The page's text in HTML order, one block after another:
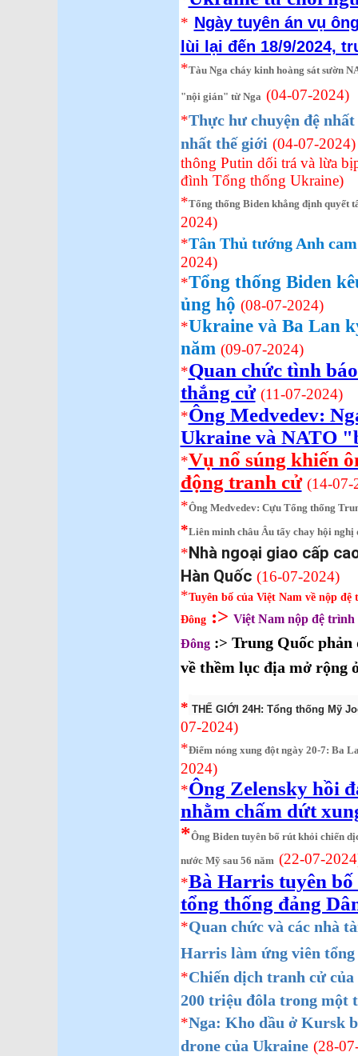
* Ngày tuyên án vụ
lùi lại đến 18/9/2024,
*Tàu Nga cháy kinh hoàng sát sườn
"nội gián" từ Nga (04-07-2024)
*Thực hư chuyện đệ
nhất thế giới (04-07-
thông Putin dối trá và lừa
đình Tổng thống Ukraine)
*Tổng thống Biden khẳng định quyết
2024)
*Tân Thủ tướng Anh
2024)
*Tổng thống Biden
ủng hộ (08-07-2024)
*Ukraine và Ba Lan
năm (09-07-2024)
*Quan chức tình
thắng cử (11-07-2024)
*Ông Medvedev:
Ukraine và NATO
*Vụ nổ súng khiến
động tranh cử (14-07-
*Ông Medvedev: Cựu Tổng thống
*Liên minh châu Âu tẩy chay hội nghị
*Nhà ngoại giao cấp
Hàn Quốc (16-07-2024)
*Tuyên bố của Việt Nam về nộp
Đông :> Việt Nam nộp đệ
Đông :> Trung Quốc
về thềm lục địa mở rộng
* THẾ GIỚI 24H: Tổng thống Mỹ
07-2024)
*Điểm nóng xung đột ngày 20-7: Ba
2024)
*Ông Zelensky hồi
nhằm chấm dứt
*Ông Biden tuyên bố rút khỏi chiến
nước Mỹ sau 56 năm (22-07-
*Bà Harris tuyên
tổng thống đảng
*Quan chức và các nhà
Harris làm ứng viên tổng
*Chiến dịch tranh cử
200 triệu đôla trong một
*Nga: Kho dầu ở Kursk
drone của Ukraine (28-